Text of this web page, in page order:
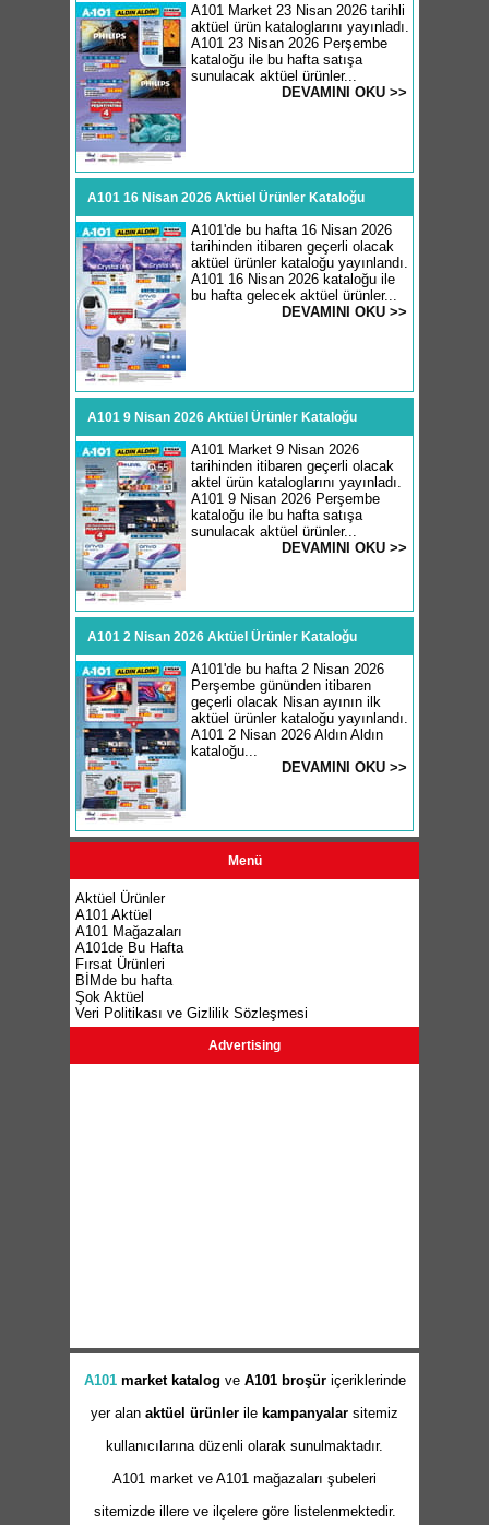
A101 Market 23 Nisan 2026 tarihli
aktüel ürün kataloglarını yayınladı.
A101 23 Nisan 2026 Perşembe
kataloğu ile bu hafta satışa
sunulacak aktüel ürünler...
DEVAMINI OKU >>
A101 16 Nisan 2026 Aktüel Ürünler Kataloğu
A101'de bu hafta 16 Nisan 2026
tarihinden itibaren geçerli olacak
aktüel ürünler kataloğu yayınlandı.
A101 16 Nisan 2026 kataloğu ile
bu hafta gelecek aktüel ürünler...
DEVAMINI OKU >>
A101 9 Nisan 2026 Aktüel Ürünler Kataloğu
A101 Market 9 Nisan 2026
tarihinden itibaren geçerli olacak
aktel ürün kataloglarını yayınladı.
A101 9 Nisan 2026 Perşembe
kataloğu ile bu hafta satışa
sunulacak aktüel ürünler...
DEVAMINI OKU >>
A101 2 Nisan 2026 Aktüel Ürünler Kataloğu
A101'de bu hafta 2 Nisan 2026
Perşembe gününden itibaren
geçerli olacak Nisan ayının ilk
aktüel ürünler kataloğu yayınlandı.
A101 2 Nisan 2026 Aldın Aldın
kataloğu...
DEVAMINI OKU >>
Menü
Aktüel Ürünler
A101 Aktüel
A101 Mağazaları
A101de Bu Hafta
Fırsat Ürünleri
BİMde bu hafta
Şok Aktüel
Veri Politikası ve Gizlilik Sözleşmesi
Advertising
A101 market katalog ve A101 broşüriçeriklerinde
yer alan aktüel ürünler ile kampanyalar sitemiz
kullanıcılarına düzenli olarak sunulmaktadır.
A101 market ve A101 mağazaları şubeleri
sitemizde illere ve ilçelere göre listelenmektedir.